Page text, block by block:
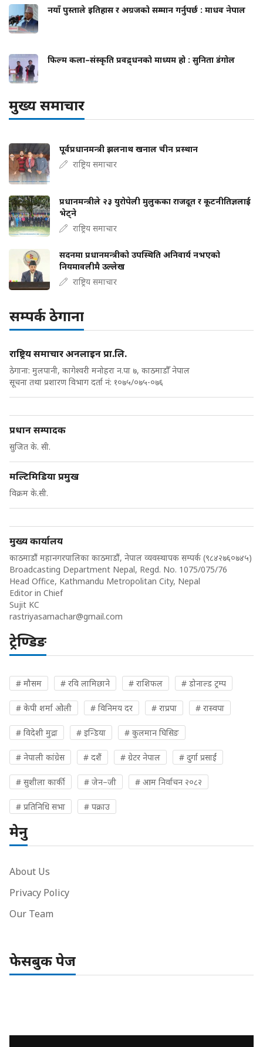
नयाँ पुस्ताले इतिहास र अग्रजको सम्मान गर्नुपर्छ : माधव नेपाल
फिल्म कला–संस्कृति प्रवद्र्धनको माध्यम हो : सुनिता डंगोल
मुख्य समाचार
पूर्वप्रधानमन्त्री झलनाथ खनाल चीन प्रस्थान
राष्ट्रिय समाचार
प्रधानमन्त्रीले २३ युरोपेली मुलुकका राजदूत र कूटनीतिज्ञलाई
भेट्ने
राष्ट्रिय समाचार
सदनमा प्रधानमन्त्रीको उपस्थिति अनिवार्य नभएको
नियमावलीमै उल्लेख
राष्ट्रिय समाचार
सम्पर्क ठेगाना
राष्ट्रिय समाचार अनलाइन प्रा.लि.
ठेगाना: मुलपानी, कागेश्वरी मनोहरा न.पा ७, काठमाडौँ नेपाल
सूचना तथा प्रशारण विभाग दर्ता नं: १०७५/०७५-०७६
प्रधान सम्पादक
सुजित के. सी.
मल्टिमिडिया प्रमुख
विक्रम के.सी.
मुख्य कार्यालय
काठमाडौं महानगरपालिका काठमाडौं, नेपाल व्यवस्थापक सम्पर्क (९८४२७६०७४५)
Broadcasting Department Nepal, Regd. No. 1075/075/76
Head Office, Kathmandu Metropolitan City, Nepal
Editor in Chief
Sujit KC
rastriyasamachar@gmail.com
ट्रेण्डिङ
# मौसम # रवि लामिछाने # राशिफल # डोनाल्ड ट्रम्प
# केपी शर्मा ओली # विनिमय दर # राप्रपा # रास्वपा
# विदेशी मुद्रा # इन्डिया # कुलमान घिसिङ
# नेपाली कांग्रेस # दशैं # ग्रेटर नेपाल # दुर्गा प्रसाईं
# सुशीला कार्की # जेन–जी # आम निर्वाचन २०८२
# प्रतिनिधि सभा # पक्राउ
मेनु
About Us
Privacy Policy
Our Team
फेसबुक पेज